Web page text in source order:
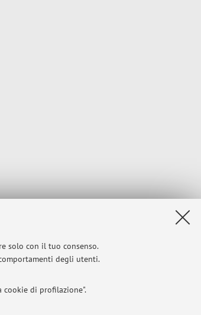
solo con il tuo consenso.
degli utenti.
cookie di profilazione".